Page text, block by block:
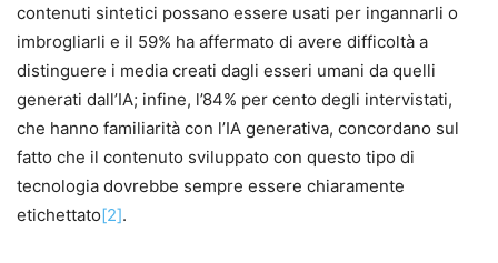
contenuti sintetici possano essere usati per ingannarli o
imbrogliarli e il 59% ha affermato di avere difficoltà a
distinguere i media creati dagli esseri umani da quelli
generati dall’IA; infine, l’84% per cento degli intervistati,
che hanno familiarità con l’IA generativa, concordano sul
fatto che il contenuto sviluppato con questo tipo di
tecnologia dovrebbe sempre essere chiaramente
etichettato[2].